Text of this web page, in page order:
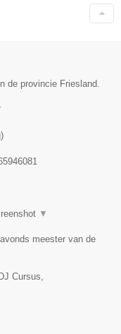
de provincie Friesland.
)
▼
meester van de
Cursus,